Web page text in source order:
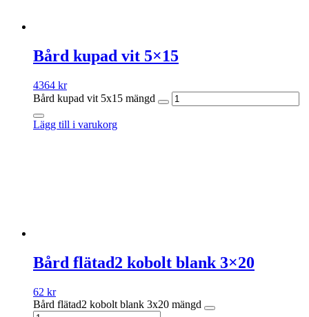
Bård kupad vit 5×15
4364 kr
Bård kupad vit 5x15 mängd
Lägg till i varukorg
Bård flätad2 kobolt blank 3×20
62 kr
Bård flätad2 kobolt blank 3x20 mängd